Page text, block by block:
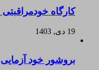
کارگاه
19 دی, 1403
بروشور خود